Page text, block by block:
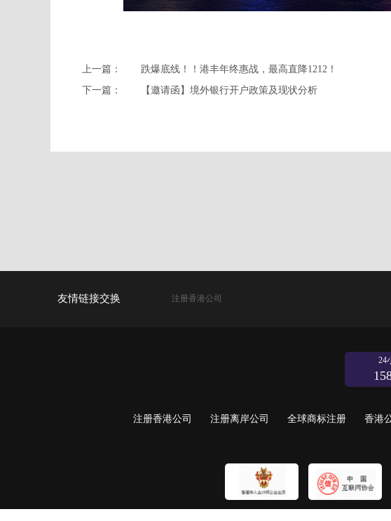
上一篇：
跌爆底线！！港丰年终惠战，最高直降1212！
下一篇：
【邀请函】境外银行开户政策及现状分析
友情链接交换 注册香港公司
24
注册香港公司 注册离岸公司 全球商标注册 香港